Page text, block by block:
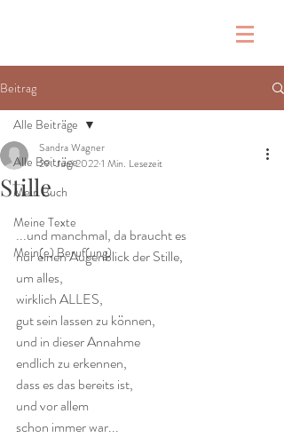
Beitrag
Alle Beiträge
Mein Buch
Meine Texte
Mein(e) Beruf(ung)
Alle Beiträge
Stille
Sandra Wagner
29. Juni 20221 Min. Lesezeit
...und manchmal, da braucht es
nur einen Augenblick der Stille,
um alles,
wirklich ALLES,
gut sein lassen zu können,
und in dieser Annahme
endlich zu erkennen,
dass es das bereits ist,
und vor allem
schon immer war...